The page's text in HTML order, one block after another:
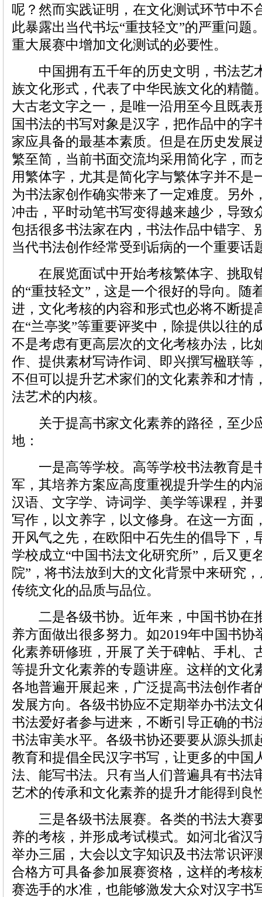
呢？然而实践证明，在文化测试环节中不
此暴露出当代书坛“重技轻文”的严重问题
重大展赛中增加文化测试的必要性。
中国拥有五千年的历史文明，书法艺
族文化形式，代表了中华民族文化的精髓
大古老文字之一，是唯一沿用至今且既表
国书法的书写对象是汉字，把作品中的字
家应具备的最基本素质。但是在历史发展
繁至简，当前书面交流均采用简化字，而
用繁体字，尤其是简化字与繁体字并不是
为书法家创作确实带来了一定难度。另外
冲击，平时动笔书写变得越来越少，导致
包括很多书法家在内，书法作品中错字、
当代书法创作经常受到诟病的一个重要话
在展览面试中开始考核繁体字、挑取
的“重技轻文”，这是一个很好的导向。随
进，文化考核的内容和形式也必将不断提
在“兰亭奖”等重要评奖中，除提供以往的
不是考虑有更高层次的文化考核办法，比
作、提供素材写诗作词、即兴撰写楹联等
不但可以提升艺术家们的文化素养和才情
法艺术的内核。
关于提高书家文化素养的路径，至少
地：
一是高等学校。高等学校书法教育是
军，其培养方案应高度重视提升学生的内
汉语、文字学、诗词学、美学等课程，并
写作，以文养字，以文修身。在这一方面
开风气之先，在欧阳中石先生的倡导下，
学校成立“中国书法文化研究所”，后又更
院”，将书法放到大的文化背景中来研究
传统文化的品质与品位。
二是各级书协。近年来，中国书协在
养方面做出很多努力。如2019年中国书协
化素养研修班，开展了关于碑帖、手札、
等提升文化素养的专题讲座。这样的文化
各地普遍开展起来，广泛提高书法创作者
发展方向。各级书协应不定期举办书法文
书法爱好者参与进来，不断引导正确的书
书法审美水平。各级书协还要要从源头抓
教育和提倡全民汉字书写，让更多的中国
法、能写书法。只有当人们普遍具有书法
艺术的传承和文化素养的提升才能得到良
三是各级书法展赛。各类的书法大赛
养的考核，并形成考试模式。如河北省汉
举办三届，大会以文字知识及书法常识评
合格方可具备参加展赛资格，这样的考核
赛选手的水准，也能够激发大众对汉字书